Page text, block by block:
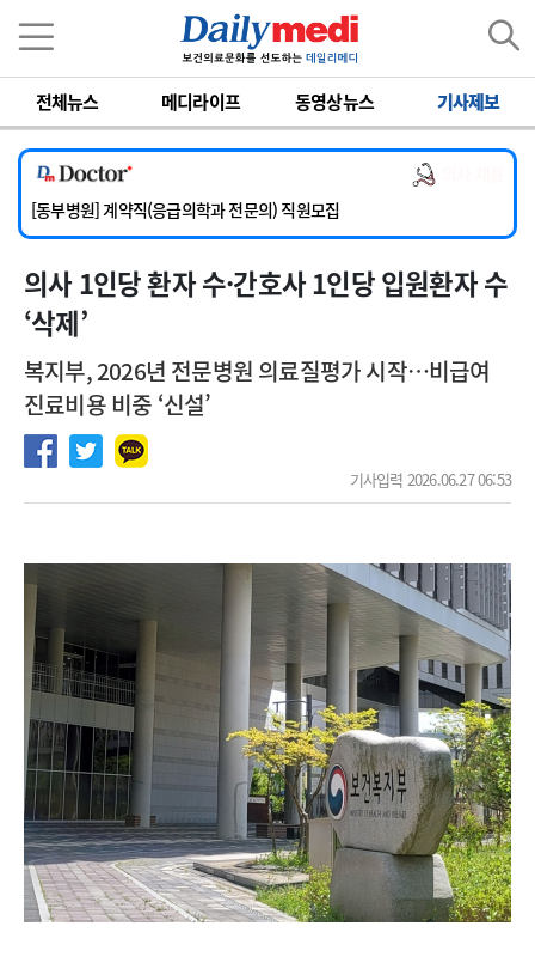
전체뉴스 메디라이프 동영상뉴스 기사제보
[서울아산병원] 2026년 하반기 인턴 모집
[영남대학교의료원] 마취통증의학과 임기제 임상의사 채용
[충남대학교병원] 소아청소년과(소아응급전담) 계약직 의사 공개채용
[동부병원] 계약직(응급의학과 전문의) 직원모집
[이대목동병원] 하반기 전공의(레지던트1년차) 모집
[서울아산병원] 2026년 하반기 인턴 모집
[영남대학교의료원] 마취통증의학과 임기제 임상의사 채용
의사 1인당 환자 수·간호사 1인당 입원환자 수
‘삭제’
복지부, 2026년 전문병원 의료질평가 시작…비급여
진료비용 비중 ‘신설’
기사입력 2026.06.27 06:53